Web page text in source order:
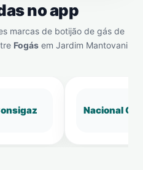
no app
marcas de botijão de gás de
Fogás em Jardim Mantovani
Nacional Gás